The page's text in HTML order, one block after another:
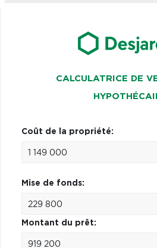
CALCULATRICE DE
Coût de la propriété:
Mise de fonds:
Montant du prêt: